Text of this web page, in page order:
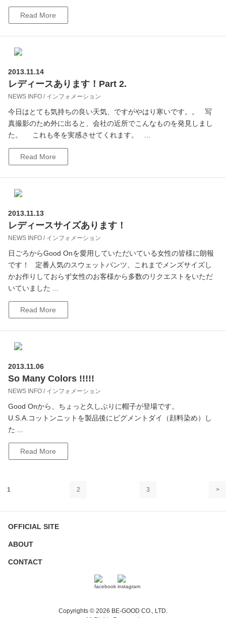
Read More
2013.11.14
レディースあります！Part 2.
NEWS INFO / インフォメーション
今日はとても気持ちの良い天気、ですがやはり寒いです。。 写
真撮影のため外に出ると、会社の近所でこんなものを発見しまし
た。 これも冬を実感させてくれます。 ...
Read More
2013.11.13
レディースサイズあります！
NEWS INFO / インフォメーション
日ごろからGood Onを愛用していただいている女性の皆様に朗報
です！ 定番人気のスウェットパンツ、これまでメンズサイズし
かお作りしておらず女性のお客様から多数のリクエストをいただ
いていました ...
Read More
2013.11.06
So Many Colors !!!!!
NEWS INFO / インフォメーション
Good Onから、ちょっと久しぶりに帽子が登場です。
U.S.A.コットンニットを製品後にピグメントダイ（顔料染め）し
た ...
Read More
1 2 3 >
OFFICIAL SITE
ABOUT
CONTACT
Copyrights © 2026 BE-GOOD CO., LTD.